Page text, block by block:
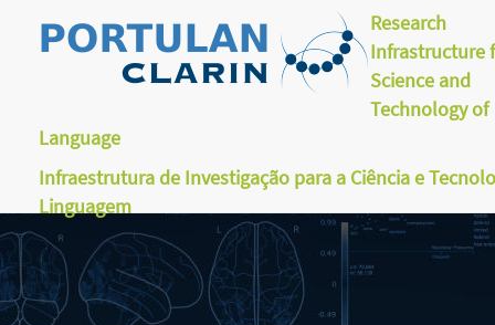
Research
Infrastructure
Science and
Technology of
Language
Infraestrutura de Investigação para a Ciência e
Linguagem